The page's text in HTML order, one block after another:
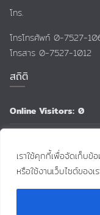
เราใช้คุกกี้เพื่อจัดเก็บ
หรือใช้งานเว็บไซต์ขอ
โทร.
โทรโทรศัพท์ 0-7527-
โทรสาร 0-7527-1012
สถิติ
Online Visitors: 0
Copyright © 2026